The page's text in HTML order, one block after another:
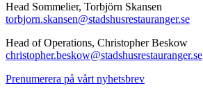
Head Sommelier, Torbjörn Skansen
torbjorn.skansen@stadshusrestauranger.se
Head of Operations, Christopher Beskow
christopher.beskow@stadshusrestauranger.se
Prenumerera på vårt nyhetsbrev